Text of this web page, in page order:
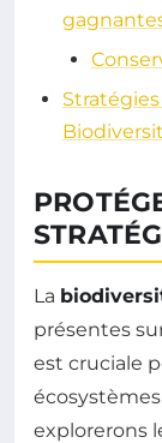
La
présentes
est cruciale
explorerons